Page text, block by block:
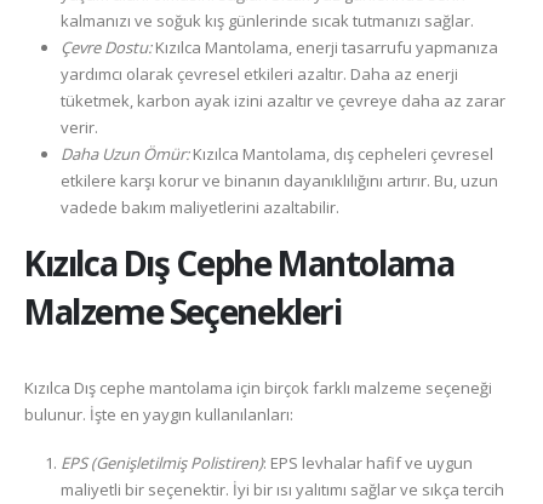
kalmanızı ve soğuk kış günlerinde sıcak tutmanızı sağlar.
Çevre Dostu:Kızılca Mantolama, enerji tasarrufu yapmanıza
yardımcı olarak çevresel etkileri azaltır. Daha az enerji
tüketmek, karbon ayak izini azaltır ve çevreye daha az zarar
verir.
Daha Uzun Ömür:Kızılca Mantolama, dış cepheleri çevresel
etkilere karşı korur ve binanın dayanıklılığını artırır. Bu, uzun
vadede bakım maliyetlerini azaltabilir.
KızılcaDış Cephe Mantolama
Malzeme Seçenekleri
Kızılca Dış cephe mantolama için birçok farklı malzeme seçeneği
bulunur. İşte en yaygın kullanılanları:
EPS (Genişletilmiş Polistiren): EPS levhalar hafif ve uygun
maliyetli bir seçenektir. İyi bir ısı yalıtımı sağlar ve sıkça tercih